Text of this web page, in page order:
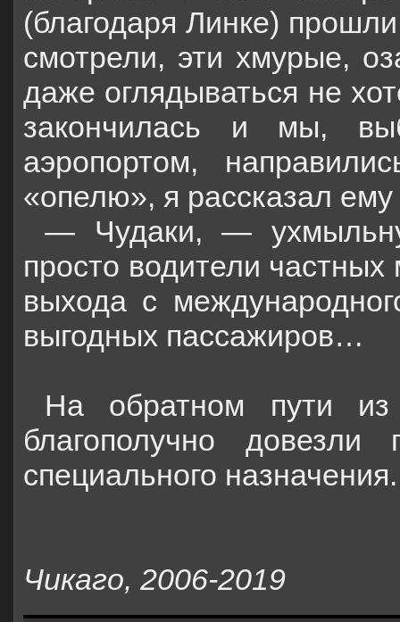
(благодаря Линке)
смотрели, эти хмурые,
даже оглядываться не
закончилась и мы,
аэропортом,
«опелю», я рассказал
— Чудаки, —
просто водители
выхода с
выгодных пассажиров…
На обратном пути
благополучно довезли
специального
Чикаго, 2006-2019